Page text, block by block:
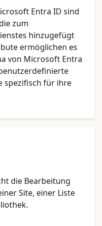
Entra ID sind
zum
hinzugefügt
ermöglichen es
von Microsoft Entra
spezifisch für ihre
die Bearbeitung
Site, einer Liste